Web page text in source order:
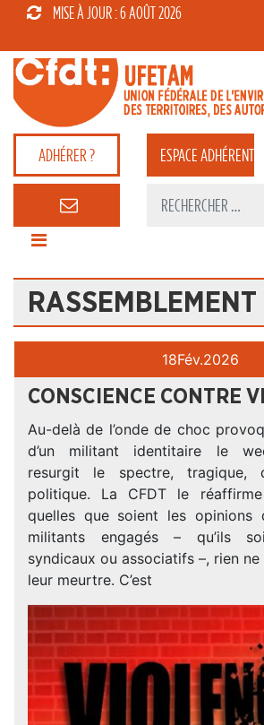
MISE À JOUR : 6 AOÛT 2026
ADHÉRER ? ESPACEADHÉRENT
RASSEMBLEMENT
18Fév.2026
CONSCIENCE CONTRE
Au-delà de l’onde de choc
d’un militant identitaire le
resurgit le spectre, tragique,
politique. La CFDT le
quelles que soient les opinions
militants engagés – qu’ils
syndicaux ou associatifs –, rien
leur meurtre. C’est